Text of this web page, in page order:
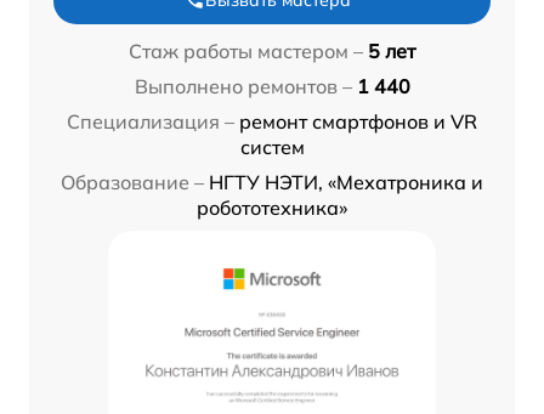
Стаж работы мастером – 5 лет
Выполнено ремонтов – 1 440
Специализация – ремонт смартфонов и VR
систем
Образование – НГТУ НЭТИ, «Мехатроника и
робототехника»